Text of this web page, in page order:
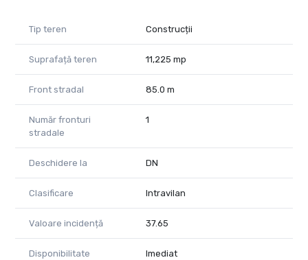
infrastructură modernă și utilități disponibile, asigurându-vă
Suntem disponibili să răspundem întrebărilor dvs. și să vă
oferim sprijinul necesar pentru a realiza o achiziție de succes.
Acesta este momentul potrivit să profitați de această
oportunitate unică de a investi într-un teren cu potențial
industrial în apropierea reprezentanței Ford din Arad. Nu ezitați
să ne contactați pentru mai multe detalii și să vă bucurați de
avantajele unei investiții inteligente!
Andrei Laluciu-0753934085
Cod proprietate 1723211
Tip teren Construcții
Suprafață teren 11,225 mp
Front stradal 85.0 m
Număr fronturi
stradale
1
Deschidere la DN
Clasificare Intravilan
Valoare incidență 37.65
Disponibilitate Imediat